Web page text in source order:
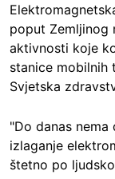
poput Zemljinog
aktivnosti koje
stanice mobilnih
Svjetska
"Do danas
izlaganje
štetno po